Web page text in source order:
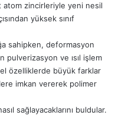
atom zincirleriyle yeni nesil
yüksek sınıf
sahipken, deformasyon
pulverizasyon ve ısıl işlem
özelliklerde büyük farklar
imkan vererek polimer
sağlayacaklarını buldular.